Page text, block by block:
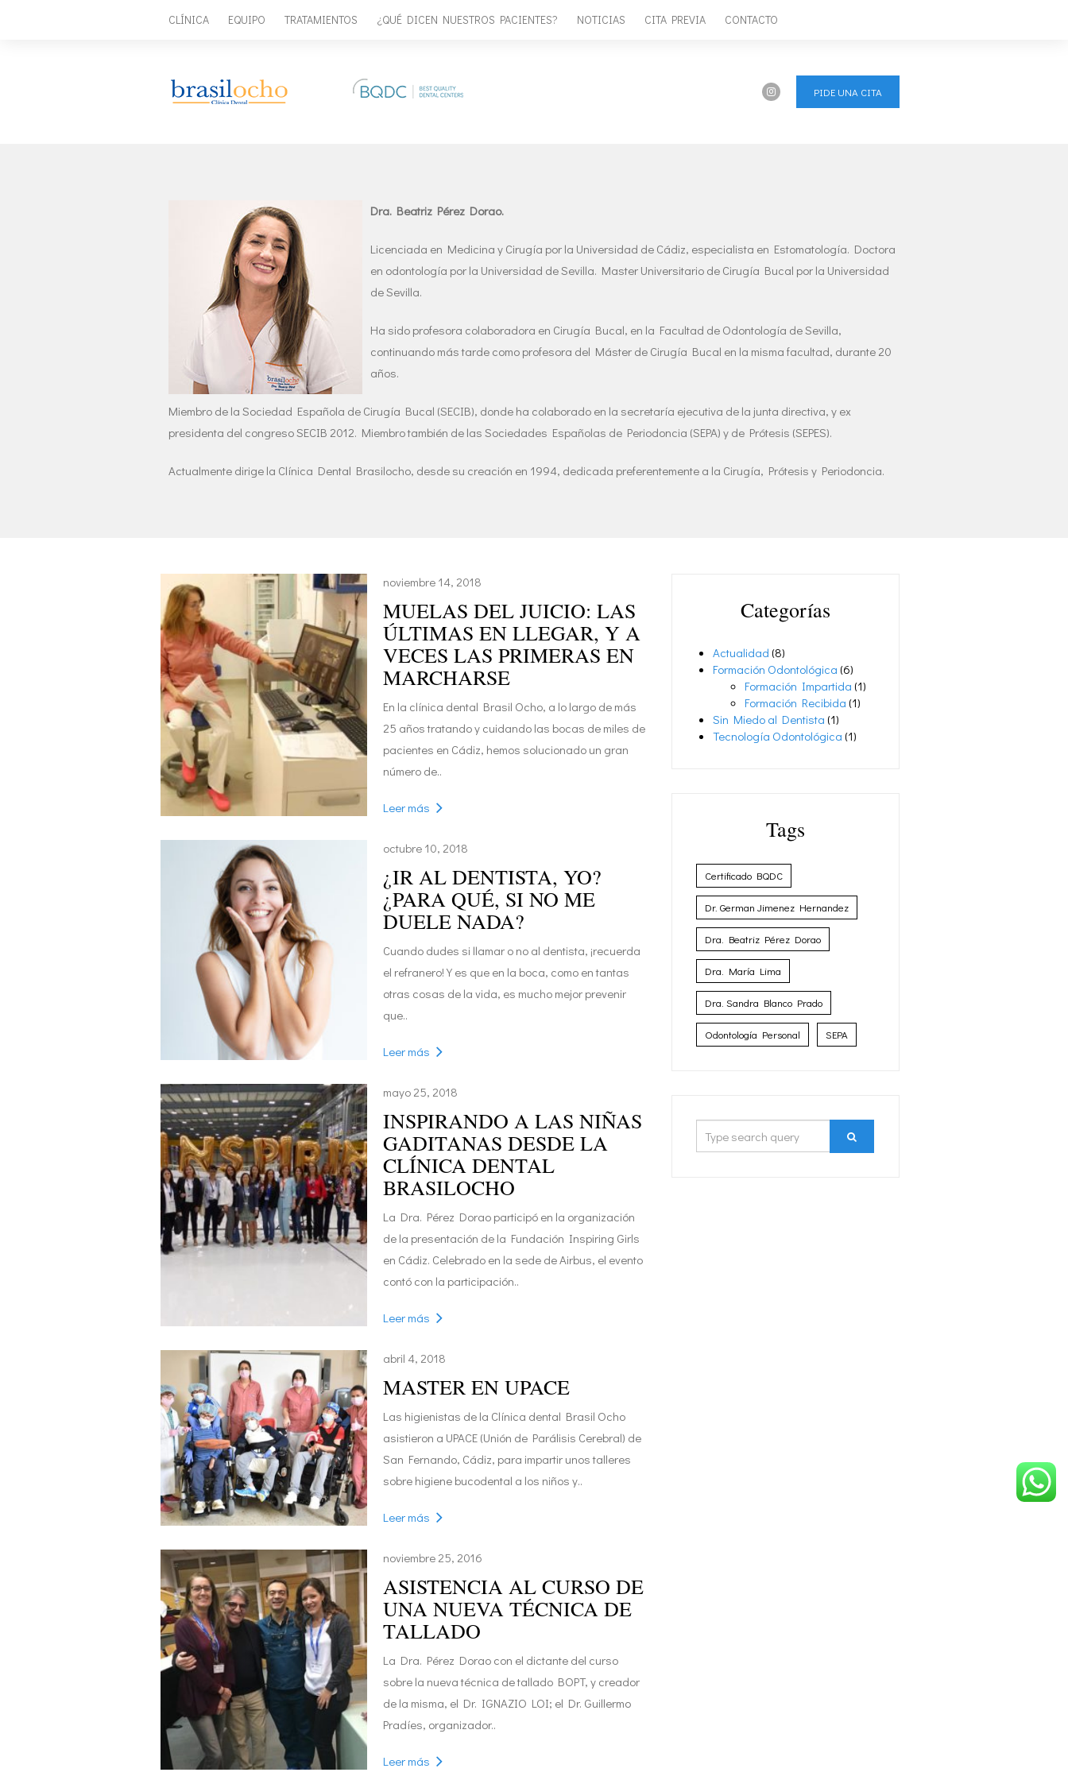
CLÍNICA EQUIPO TRATAMIENTOS ¿QUÉ DICEN NUESTROS PACIENTES? NOTICIAS CITA PREVIA CONTACTO
PIDE UNA CITA
Dra. Beatriz Pérez Dorao.
Licenciada en Medicina y Cirugía por la Universidad de Cádiz, especialista en Estomatología. Doctora
en odontología por la Universidad de Sevilla. Master Universitario de Cirugía Bucal por la Universidad
de Sevilla.
Ha sido profesora colaboradora en Cirugía Bucal, en la Facultad de Odontología de Sevilla,
continuando más tarde como profesora del Máster de Cirugía Bucal en la misma facultad, durante 20
años.
Miembro de la Sociedad Española de Cirugía Bucal (SECIB), donde ha colaborado en la secretaría ejecutiva de la junta directiva, y ex
presidenta del congreso SECIB 2012. Miembro también de las Sociedades Españolas de Periodoncia (SEPA) y de Prótesis (SEPES).
Actualmente dirige la Clínica Dental Brasilocho, desde su creación en 1994, dedicada preferentemente a la Cirugía, Prótesis y Periodoncia.
noviembre 14, 2018
MUELAS DEL JUICIO: LAS
ÚLTIMAS EN LLEGAR, Y A
VECES LAS PRIMERAS EN
MARCHARSE
En la clínica dental Brasil Ocho, a lo largo de más
25 años tratando y cuidando las bocas de miles de
pacientes en Cádiz, hemos solucionado un gran
número de..
Leer más
octubre 10, 2018
¿IR AL DENTISTA, YO?
¿PARA QUÉ, SI NO ME
DUELE NADA?
Cuando dudes si llamar o no al dentista, ¡recuerda
el refranero! Y es que en la boca, como en tantas
otras cosas de la vida, es mucho mejor prevenir
que..
Leer más
mayo 25, 2018
INSPIRANDO A LAS NIÑAS
GADITANAS DESDE LA
CLÍNICA DENTAL
BRASILOCHO
La Dra. Pérez Dorao participó en la organización
de la presentación de la Fundación Inspiring Girls
en Cádiz. Celebrado en la sede de Airbus, el evento
contó con la participación..
Leer más
abril 4, 2018
MASTER EN UPACE
Las higienistas de la Clínica dental Brasil Ocho
asistieron a UPACE (Unión de Parálisis Cerebral) de
San Fernando, Cádiz, para impartir unos talleres
sobre higiene bucodental a los niños y..
Leer más
noviembre 25, 2016
ASISTENCIA AL CURSO DE
UNA NUEVA TÉCNICA DE
TALLADO
La Dra. Pérez Dorao con el dictante del curso
sobre la nueva técnica de tallado BOPT, y creador
de la misma, el Dr. IGNAZIO LOI; el Dr. Guillermo
Pradíes, organizador..
Leer más
Categorías
Actualidad (8)
Formación Odontológica (6)
Formación Impartida (1)
Formación Recibida (1)
Sin Miedo al Dentista (1)
Tecnología Odontológica (1)
Tags
Certificado BQDC
Dr. German Jimenez Hernandez
Dra. Beatriz Pérez Dorao
Dra. María Lima
Dra. Sandra Blanco Prado
Odontología Personal SEPA